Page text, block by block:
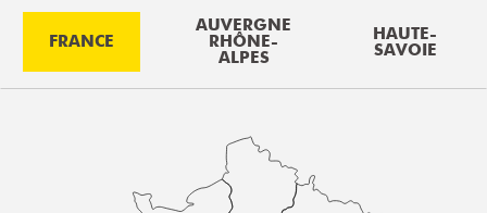
FRANCE
AUVERGNE
RHÔNE-
ALPES
HAUTE-
SAVOIE